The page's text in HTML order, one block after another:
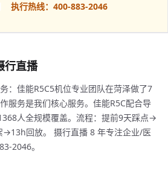
执行热线：400-883-2046
行直播
：佳能R5C5机位专业团队在菏泽做了7
服务是我们核心服务。佳能R5C配合导
人全规模覆盖。流程：提前9天踩点→
回放。 摄行直播 8 年专注企业/医
2046。